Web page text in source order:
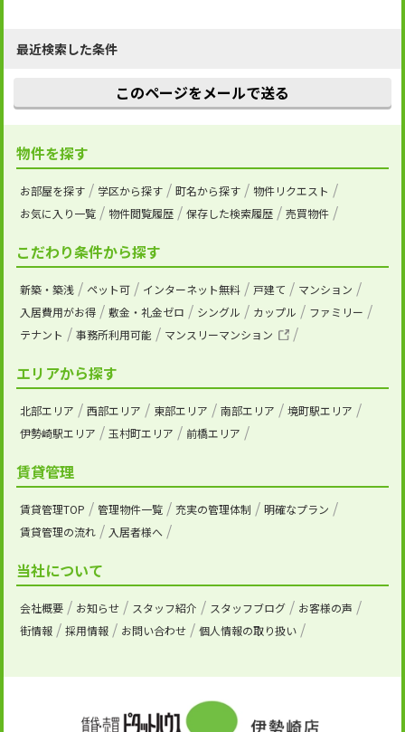
最近検索した条件
このページをメールで送る
物件を探す
お部屋を探す 学区から探す 町名から探す
物件リクエスト
お気に入り一覧
物件閲覧履歴 保存した検索履歴 売買物件
こだわり条件から探す
新築・築浅 ペット可 インターネット無料 戸建て
マンション
入居費用がお得
敷金・礼金ゼロ シングル カップル
ファミリー
テナント
事務所利用可能 マンスリーマンション
エリアから探す
北部エリア 西部エリア 東部エリア 南部エリア
境町駅エリア
伊勢崎駅エリア
玉村町エリア 前橋エリア
賃貸管理
賃貸管理TOP 管理物件一覧 充実の管理体制
明確なプラン
賃貸管理の流れ
入居者様へ
当社について
会社概要 お知らせ スタッフ紹介 スタッフブログ
お客様の声
街情報
採用情報 お問い合わせ 個人情報の取り扱い